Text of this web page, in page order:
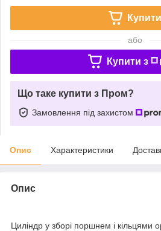
Купити
або
Купити з
Що таке купити з Пром?
Замовлення під захистом
Опис Характеристики
Опис
Циліндр у зборі поршнем і кільцями